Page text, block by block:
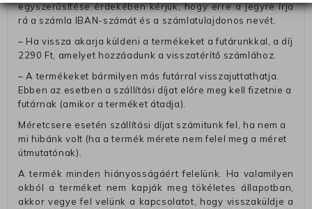
egyszerűsítése érdekében kérjük, hogy erre a jegyre írja
rá a számla IBAN-számát és a számlatulajdonos nevét.
– Ha vissza akarja küldeni a termékeket a futárunkkal, a díj
2290 Ft, amelyet hozzáadunk a visszatérítő számlához.
– A termékeket bármilyen más futárral visszajuttathatja.
Ebben az esetben a szállítási díjat előre meg kell fizetnie a
futárnak (amikor a terméket átadja).
Méretcsere esetén szállítási díjat számitunk fel, ha nem a
mi hibánk volt (ha a termék mérete nem felel meg a méret
útmutatónak).
A termék minden hiányosságáért felelünk. Ha valamilyen
okból a terméket nem kapják meg tökéletes állapotban,
akkor vegye fel velünk a kapcsolatot, hogy visszaküldje a